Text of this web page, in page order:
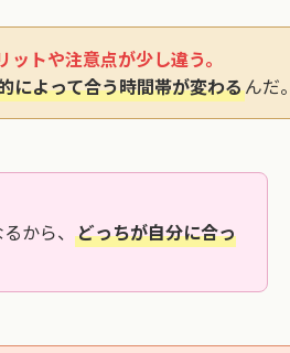
ットや注意点が少し違う。
によって合う時間帯が変わるんだ。
から、 どっちが自分に合っ